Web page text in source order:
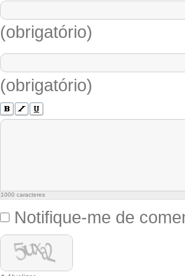
(obrigatório)
(obrigatório)
1000 caracteres
Notifique-me de